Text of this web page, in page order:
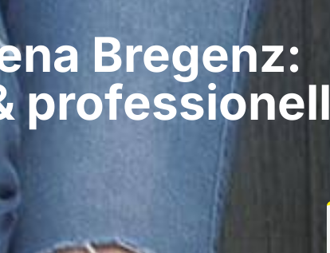
Bregenz:
professionell​